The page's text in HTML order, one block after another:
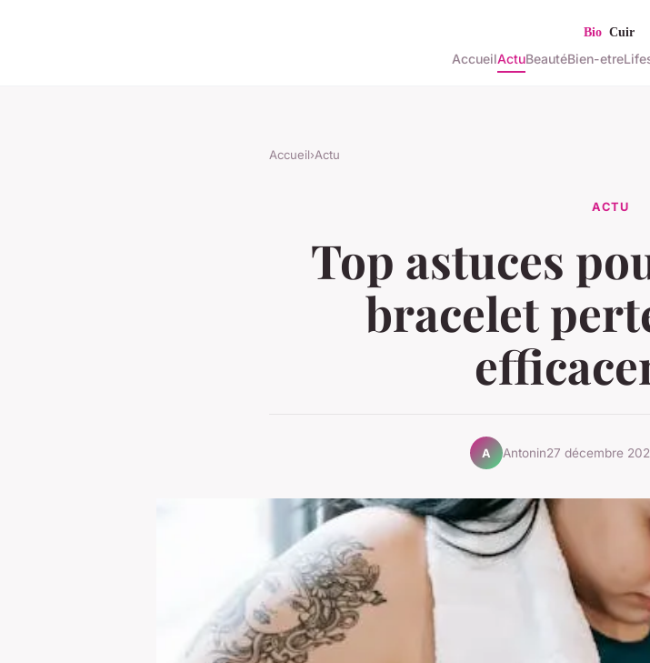
AccueilActuBeautéBien-etre
Accueil›Actu
ACTU
Top astuces
bracelet
A Antonin27 décembre